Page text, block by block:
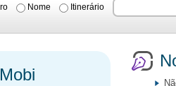
Nome Itinerário